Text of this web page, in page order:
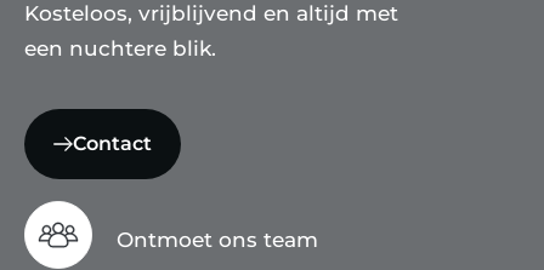
Kosteloos, vrijblijvend en altijd met
een nuchtere blik.
Contact
Ontmoet ons team